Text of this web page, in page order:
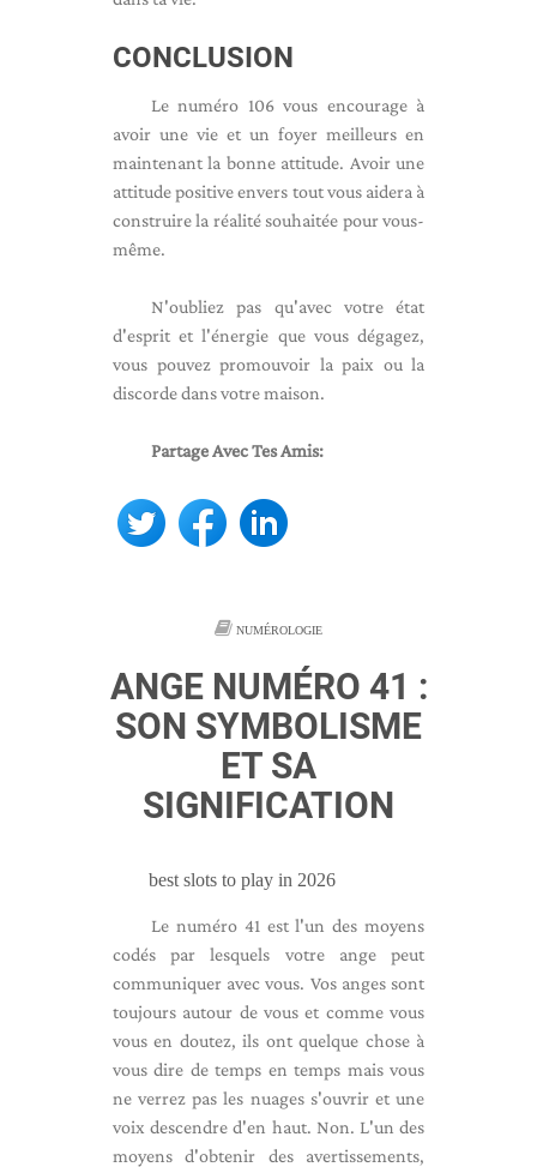
CONCLUSION
Le numéro 106 vous encourage à
avoir une vie et un foyer meilleurs en
maintenant la bonne attitude. Avoir une
attitude positive envers tout vous aidera à
construire la réalité souhaitée pour vous-
même.
N'oubliez pas qu'avec votre état
d'esprit et l'énergie que vous dégagez,
vous pouvez promouvoir la paix ou la
discorde dans votre maison.
Partage Avec Tes Amis:
NUMÉROLOGIE
ANGE NUMÉRO 41 :
SON SYMBOLISME
ET SA
SIGNIFICATION
best slots to play in 2026
Le numéro 41 est l'un des moyens
codés par lesquels votre ange peut
communiquer avec vous. Vos anges sont
toujours autour de vous et comme vous
vous en doutez, ils ont quelque chose à
vous dire de temps en temps mais vous
ne verrez pas les nuages ​​s'ouvrir et une
voix descendre d'en haut. Non. L'un des
moyens d'obtenir des avertissements,